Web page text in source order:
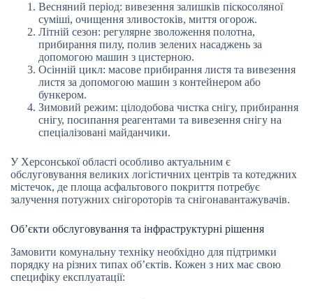
Весняний період: вивезення залишків піскосоляної
суміші, очищення зливостоків, миття огорож.
Літній сезон: регулярне зволоження полотна,
прибирання пилу, полив зелених насаджень за
допомогою машин з цистерною.
Осінній цикл: масове прибирання листя та вивезення
листя за допомогою машин з контейнером або
бункером.
Зимовий режим: цілодобова чистка снігу, прибирання
снігу, посипання реагентами та вивезення снігу на
спеціалізовані майданчики.
У Херсонської області особливо актуальним є
обслуговування великих логістичних центрів та котеджних
містечок, де площа асфальтового покриття потребує
залучення потужних снігороторів та снігонавантажувачів.
Об’єкти обслуговування та інфраструктурні рішення
Замовити комунальну техніку необхідно для підтримки
порядку на різних типах об’єктів. Кожен з них має свою
специфіку експлуатації: